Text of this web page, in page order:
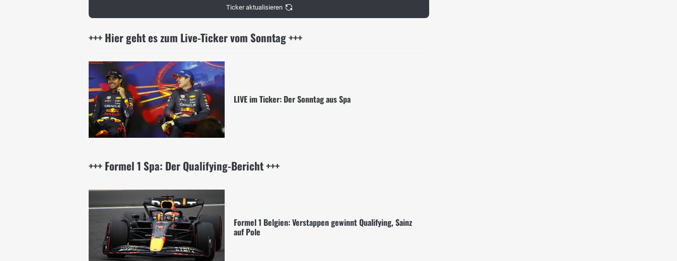
Ticker aktualisieren
+++ Hier geht es zum Live-Ticker vom Sonntag +++
LIVE im Ticker: Der Sonntag aus Spa
+++ Formel 1 Spa: Der Qualifying-Bericht +++
Formel 1 Belgien: Verstappen gewinnt Qualifying, Sainz
auf Pole